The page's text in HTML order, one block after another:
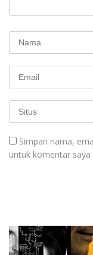
Simpan nama,
untuk komentar saya